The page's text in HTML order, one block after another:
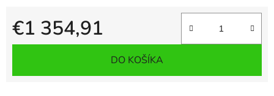
€1 354,91
Jednotková cena:
DO KOŠÍKA